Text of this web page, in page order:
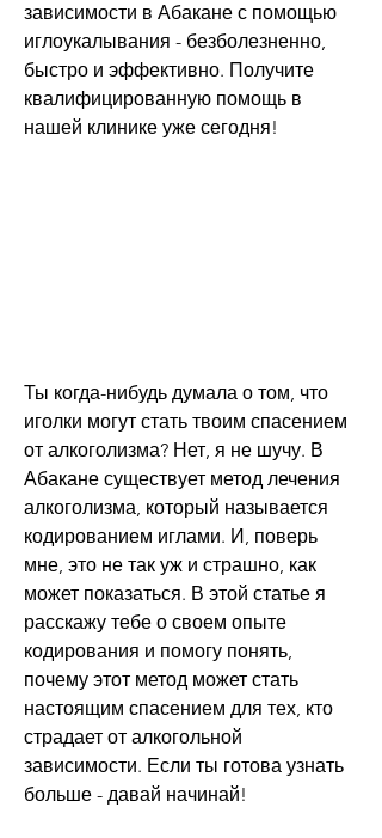
зависимости в Абакане с помощью
иглоукалывания - безболезненно,
быстро и эффективно. Получите
квалифицированную помощь в
нашей клинике уже сегодня!
Ты когда-нибудь думала о том, что
иголки могут стать твоим спасением
от алкоголизма? Нет, я не шучу. В
Абакане существует метод лечения
алкоголизма, который называется
кодированием иглами. И, поверь
мне, это не так уж и страшно, как
может показаться. В этой статье я
расскажу тебе о своем опыте
кодирования и помогу понять,
почему этот метод может стать
настоящим спасением для тех, кто
страдает от алкогольной
зависимости. Если ты готова узнать
больше - давай начинай!